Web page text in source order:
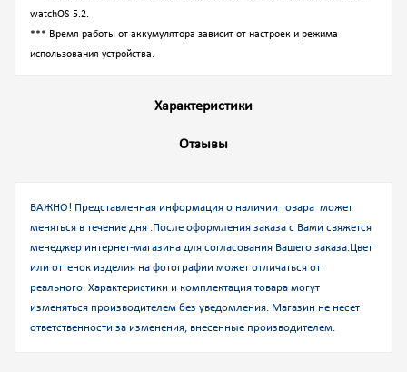
watchOS 5.2.
*** Время работы от аккумулятора зависит от настроек и режима
использования устройства.
Характеристики
Отзывы
ВАЖНО! Представленная информация о наличии товара может
меняться в течение дня .После оформления заказа с Вами свяжется
менеджер интернет-магазина для согласования Вашего заказа.Цвет
или оттенок изделия на фотографии может отличаться от
реального. Характеристики и комплектация товара могут
изменяться производителем без уведомления. Магазин не несет
ответственности за изменения, внесенные производителем.